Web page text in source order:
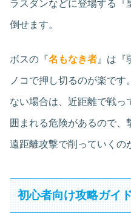
ラスダンなどに登場する『
倒せます。
ボスの『名もなき者』は『
ノコで押し切るのが楽です。
ない場合は、近距離で戦っ
囲まれる危険があるので、
遠距離攻撃で削っていくの
初心者向け攻略ガイ